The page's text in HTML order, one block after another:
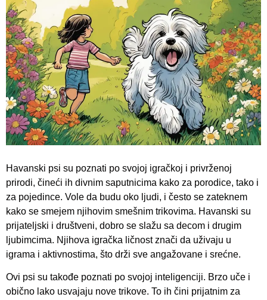
Havanski psi su poznati po svojoj igračkoj i privrženoj
prirodi, čineći ih divnim saputnicima kako za porodice, tako i
za pojedince. Vole da budu oko ljudi, i često se zateknem
kako se smejem njihovim smešnim trikovima. Havanski su
prijateljski i društveni, dobro se slažu sa decom i drugim
ljubimcima. Njihova igračka ličnost znači da uživaju u
igrama i aktivnostima, što drži sve angažovane i srećne.
Ovi psi su takođe poznati po svojoj inteligenciji. Brzo uče i
obično lako usvajaju nove trikove. To ih čini prijatnim za